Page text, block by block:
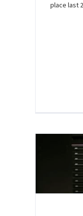
place last